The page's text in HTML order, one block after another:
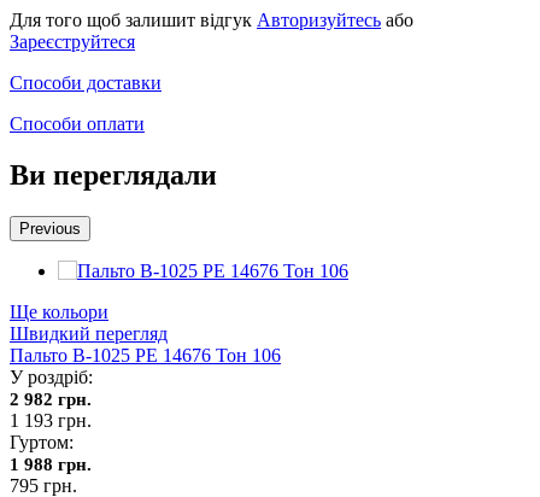
Для того щоб залишит відгук Авторизуйтесь або
Зареєструйтеся
Способи доставки
Способи оплати
Ви переглядали
Previous
Ще кольори
Швидкий перегляд
Пальто В-1025 PE 14676 Тон 106
У роздріб:
2 982 грн.
1 193 грн.
Гуртом:
1 988 грн.
795 грн.